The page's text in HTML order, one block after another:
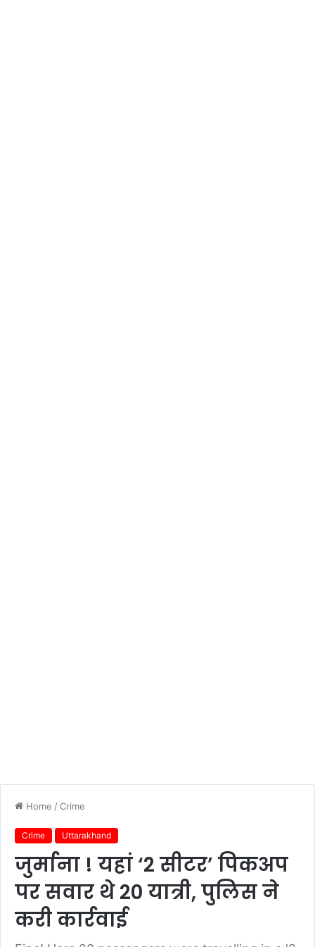
Home /Crime
Crime Uttarakhand
जुर्माना ! यहां ‘2 सीटर’ पिकअप
पर सवार थे 20 यात्री, पुलिस ने
करी कार्रवाई